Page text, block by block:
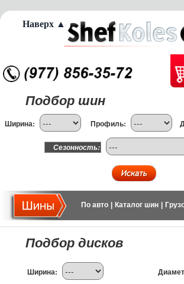
Подбор шин
Ширина: Профиль:
Сезонность:
По авто Каталог шин
Подбор дисков
Ширина:
Наверх ▲